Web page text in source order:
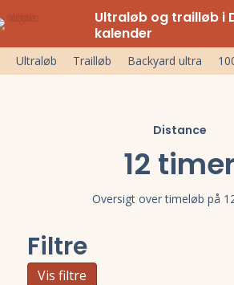
Ultraløb og trailløb i
kalender
Ultraløb Trailløb Backyard ultra
Distance
12 timer
Oversigt over timeløb på
Filtre
Vis filtre